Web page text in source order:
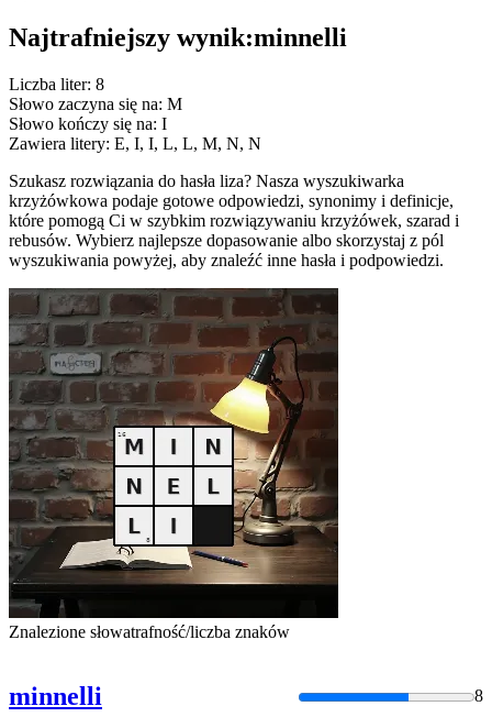
Najtrafniejszy wynik:minnelli
Liczba liter: 8
Słowo zaczyna się na: M
Słowo kończy się na: I
Zawiera litery: E, I, I, L, L, M, N, N
Szukasz rozwiązania do hasła liza? Nasza wyszukiwarka
krzyżówkowa podaje gotowe odpowiedzi, synonimy i definicje,
które pomogą Ci w szybkim rozwiązywaniu krzyżówek, szarad i
rebusów. Wybierz najlepsze dopasowanie albo skorzystaj z pól
wyszukiwania powyżej, aby znaleźć inne hasła i podpowiedzi.
Znalezione słowatrafność/liczba znaków
minnelli 8